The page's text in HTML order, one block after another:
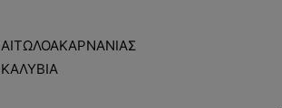
ΑΙΤΩΛΟΑΚΑΡΝΑΝΙΑΣ
ΚΑΛΥΒΙΑ